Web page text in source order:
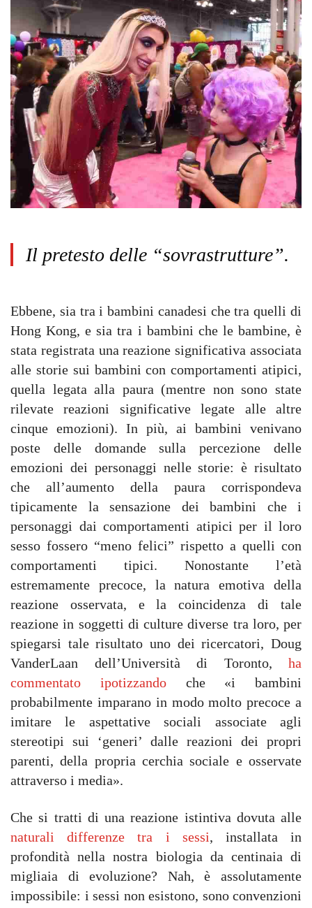
Il pretesto delle “sovrastrutture”.
Ebbene, sia tra i bambini canadesi che tra quelli di
Hong Kong, e sia tra i bambini che le bambine, è
stata registrata una reazione significativa associata
alle storie sui bambini con comportamenti atipici,
quella legata alla paura (mentre non sono state
rilevate reazioni significative legate alle altre
cinque emozioni). In più, ai bambini venivano
poste delle domande sulla percezione delle
emozioni dei personaggi nelle storie: è risultato
che all’aumento della paura corrispondeva
tipicamente la sensazione dei bambini che i
personaggi dai comportamenti atipici per il loro
sesso fossero “meno felici” rispetto a quelli con
comportamenti tipici. Nonostante l’età
estremamente precoce, la natura emotiva della
reazione osservata, e la coincidenza di tale
reazione in soggetti di culture diverse tra loro, per
spiegarsi tale risultato uno dei ricercatori, Doug
VanderLaan dell’Università di Toronto, ha
commentato ipotizzandoche «i bambini
probabilmente imparano in modo molto precoce a
imitare le aspettative sociali associate agli
stereotipi sui ‘generi’ dalle reazioni dei propri
parenti, della propria cerchia sociale e osservate
attraverso i media».
Che si tratti di una reazione istintiva dovuta alle
naturali differenze tra i sessi, installata in
profondità nella nostra biologia da centinaia di
migliaia di evoluzione? Nah, è assolutamente
impossibile: i sessi non esistono, sono convenzioni